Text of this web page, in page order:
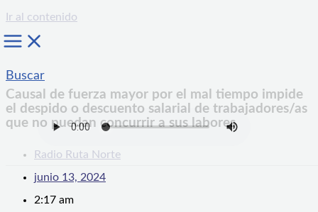
Ir al contenido
Buscar
Causal de fuerza mayor por el mal tiempo impide
el despido o descuento salarial de trabajadores/as
que no puedan concurrir a sus labores
Radio Ruta Norte
junio 13, 2024
2:17 am